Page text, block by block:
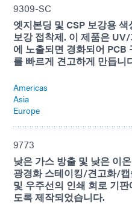
9309-SC
엣지본딩 및 CSP 보강용 색
보강 접착제. 이 제품은
에 노출되면 경화되어 PCB
를 빠르게 견고하게 만듭니
Americas
Asia
Europe
9773
낮은 가스 방출 및 낮은 이
광경화 스테이킹/견고화/
및 우주선의 인쇄 회로 기
도록 제작되었습니다.